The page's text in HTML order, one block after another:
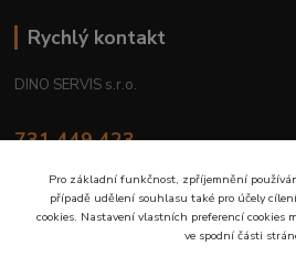
Rychlý kontakt
DINO SERVIS s.r.o.
731 449 423
prodejna@dinoservis.cz
Pro základní funkčnost, zpříjemnění
případě udělení souhlasu také pro účely
cookies. Nastavení vlastních preferencí cookies
ve spodní části